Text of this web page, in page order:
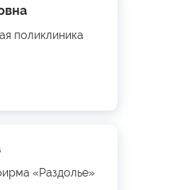
поликлиника
«Раздолье»